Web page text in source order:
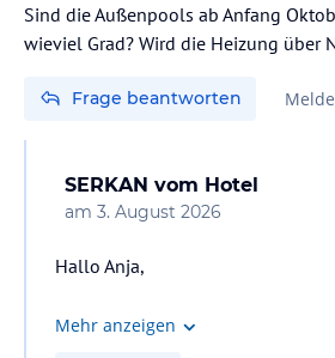
Sind die Außenpools ab Anfang
wieviel Grad? Wird die Heizung über
Frage beantworten
SERKAN vom Hotel
am 3. August 2026
Hallo Anja,
ja, unsere Außenpools werden
Mehr anzeigen